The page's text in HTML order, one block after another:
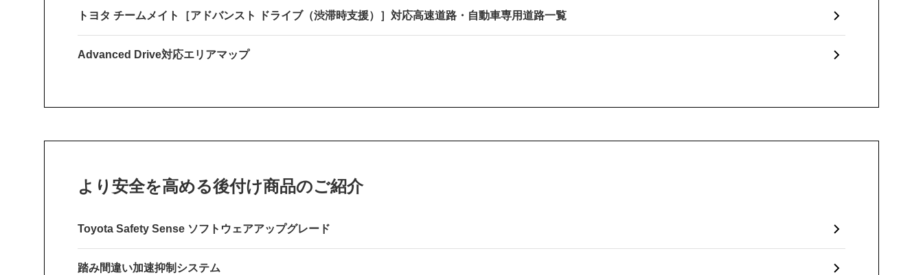
トヨタ チームメイト［アドバンスト ドライブ（渋滞時支援）］対応高速道路・自動車専用道路一覧
Advanced Drive対応エリアマップ
より安全を高める後付け商品のご紹介
Toyota Safety Sense ソフトウェアアップグレード
踏み間違い加速抑制システム